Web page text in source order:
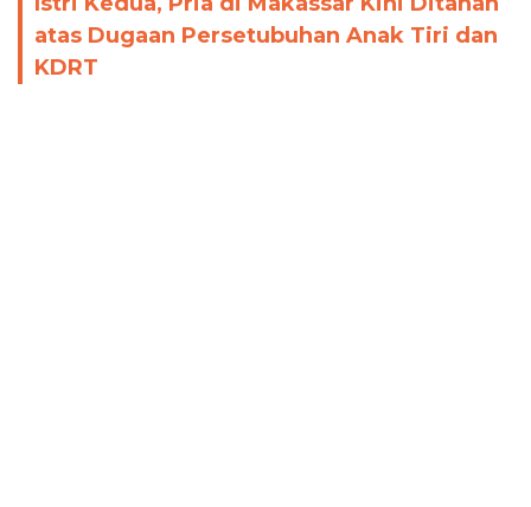
atas Dugaan Persetubuhan Anak Tiri dan
KDRT